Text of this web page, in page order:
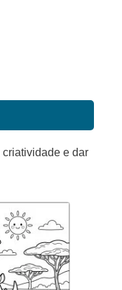
e dar